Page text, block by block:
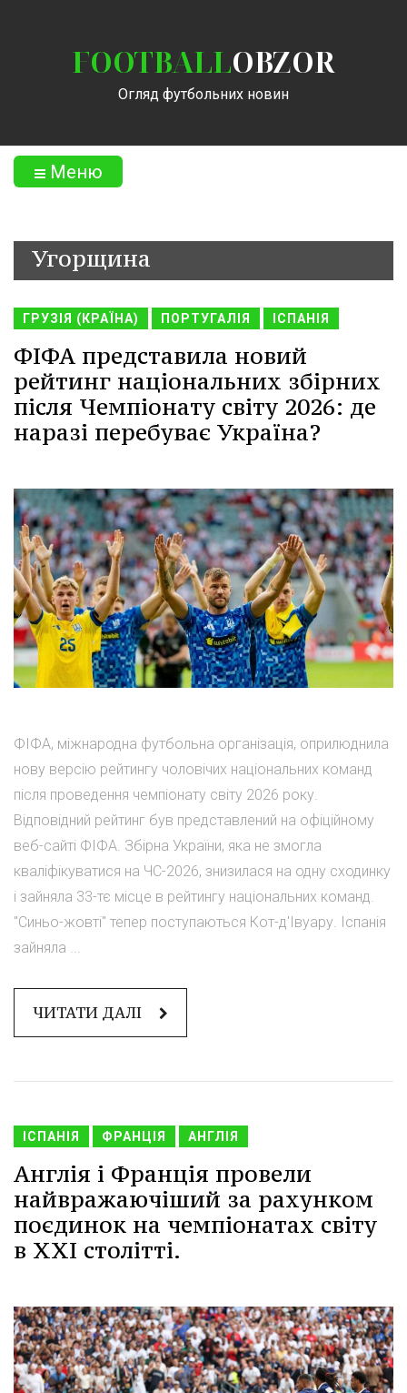
FOOTBALLOBZOR
Огляд футбольних новин
Меню
Угорщина
ГРУЗІЯ (КРАЇНА) ПОРТУГАЛІЯ ІСПАНІЯ
ФІФА представила новий
рейтинг національних збірних
після Чемпіонату світу 2026: де
наразі перебуває Україна?
ФІФА, міжнародна футбольна організація, оприлюднила
нову версію рейтингу чоловічих національних команд
після проведення чемпіонату світу 2026 року.
Відповідний рейтинг був представлений на офіційному
веб-сайті ФІФА. Збірна України, яка не змогла
кваліфікуватися на ЧС-2026, знизилася на одну сходинку
і зайняла 33-тє місце в рейтингу національних команд.
"Синьо-жовті" тепер поступаються Кот-д'Івуару. Іспанія
зайняла ...
ЧИТАТИ ДАЛІ
ІСПАНІЯ ФРАНЦІЯ АНГЛІЯ
Англія і Франція провели
найвражаючіший за рахунком
поєдинок на чемпіонатах світу
в XXI столітті.